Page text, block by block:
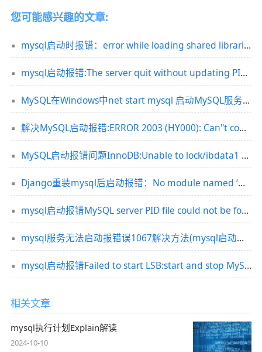
您可能感兴趣的文章:
mysql启动时报错：error while loading shared libraries: libncurses.so.5: cannot open shared object file的解决办法
mysql启动报错:The server quit without updating PID file的几种解决办法汇总
MySQL在Windows中net start mysql 启动MySQL服务报错 发生系统错误解决方案
解决MySQL启动报错:ERROR 2003 (HY000): Can''t connect to MySQL server on ''localhost'' (10061)
MySQL启动报错问题InnoDB:Unable to lock/ibdata1 error
Django重装mysql后启动报错：No module named ‘MySQLdb’的解决方法
mysql启动报错MySQL server PID file could not be found
mysql服务无法启动报错误1067解决方法(mysql启动错误1067 )
mysql启动报错Failed to start LSB:start and stop MySQL的问题解决
相关文章
mysql执行计划Explain解读
2024-10-10